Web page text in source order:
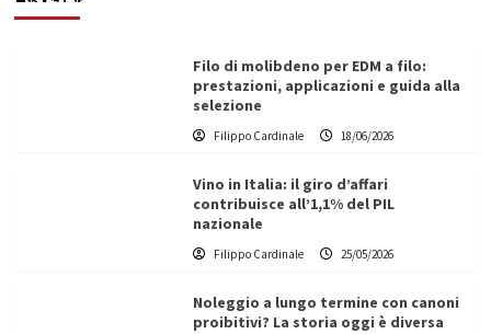
Filo di molibdeno per EDM a filo:
prestazioni, applicazioni e guida alla
selezione
Filippo Cardinale 18/06/2026
Vino in Italia: il giro d’affari
contribuisce all’1,1% del PIL
nazionale
Filippo Cardinale 25/05/2026
Noleggio a lungo termine con canoni
proibitivi? La storia oggi è diversa